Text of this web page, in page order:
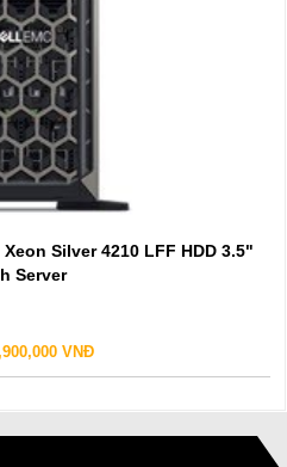
Silver 4210 LFF HDD 3.5"
Server
VNĐ